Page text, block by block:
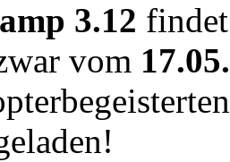
3.12
vom